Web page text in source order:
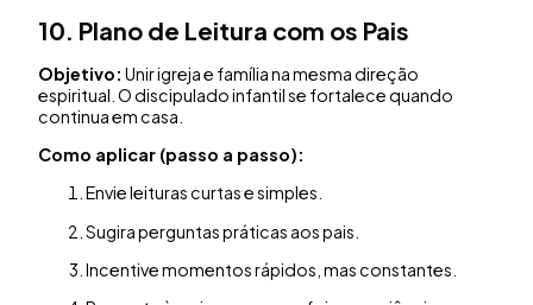
10. Plano de Leitura com os Pais
Objetivo: Unir igreja e família na mesma direção
espiritual. O discipulado infantil se fortalece quando
continua em casa.
Como aplicar (passo a passo):
Envie leituras curtas e simples.
Sugira perguntas práticas aos pais.
Incentive momentos rápidos, mas constantes.